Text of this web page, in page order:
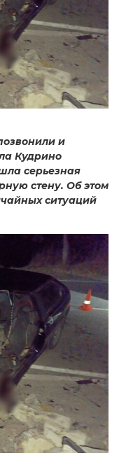
и
Кудрино
серьезная
стену. Об этом
ситуаций